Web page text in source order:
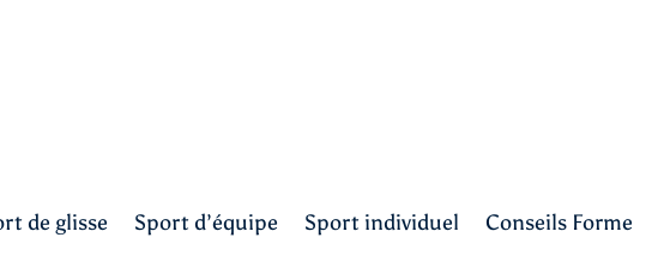
de glisse Sport d’équipe Sport individuel Conseils Forme